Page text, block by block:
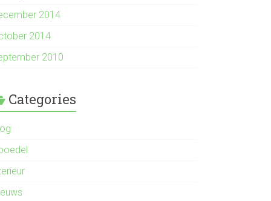
2014
2014
2010
Categories